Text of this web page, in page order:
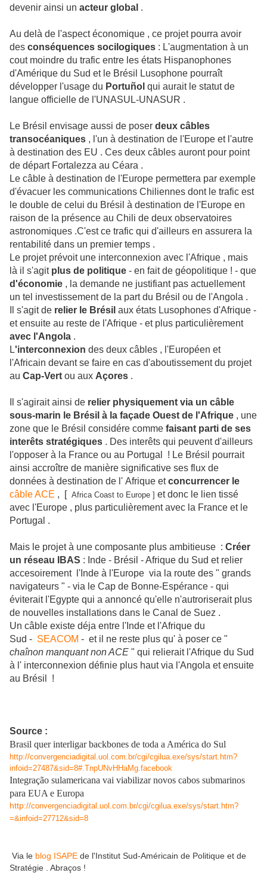
devenir ainsi un acteur global .
Au delà de l'aspect économique , ce projet pourra avoir
des conséquences socilogiques : L'augmentation à un
cout moindre du trafic entre les états Hispanophones
d'Amérique du Sud et le Brésil Lusophone pourraît
développer l'usage du Portuñol qui aurait le statut de
langue officielle de l'UNASUL-UNASUR .
Le Brésil envisage aussi de poser deux câbles
transocéaniques , l'un à destination de l'Europe et l'autre
à destination des EU . Ces deux câbles auront pour point
de départ Fortalezza au Céara .
Le câble à destination de l'Europe permettera par exemple
d'évacuer les communications Chiliennes dont le trafic est
le double de celui du Brésil à destination de l'Europe en
raison de la présence au Chili de deux observatoires
astronomiques .C'est ce trafic qui d'ailleurs en assurera la
rentabilité dans un premier temps .
Le projet prévoit une interconnexion avec l'Afrique , mais
là il s'agit plus de politique - en fait de géopolitique ! - que
d'économie , la demande ne justifiant pas actuellement
un tel investissement de la part du Brésil ou de l'Angola .
Il s'agit de relier le Brésil aux états Lusophones d'Afrique -
et ensuite au reste de l'Afrique - et plus particulièrement
avec l'Angola .
L'interconnexion des deux câbles , l'Européen et
l'Africain devant se faire en cas d'aboutissement du projet
au Cap-Vert ou aux Açores .
Il s'agirait ainsi de relier physiquement via un câble
sous-marin le Brésil à la façade Ouest de l'Afrique , une
zone que le Brésil considére comme faisant parti de ses
interêts stratégiques . Des interêts qui peuvent d'ailleurs
l'opposer à la France ou au Portugal ! Le Brésil pourrait
ainsi accroître de manière significative ses flux de
données à destination de l' Afrique etconcurrencer le
câble ACE , [ Africa Coast to Europe ] et donc le lien tissé
avec l'Europe , plus particulièrement avec la France et le
Portugal .
Mais le projet à une composante plus ambitieuse : Créer
un réseau IBAS : Inde - Brésil - Afrique du Sud et relier
accesoirement l'Inde à l'Europe via la route des " grands
navigateurs " - via le Cap de Bonne-Espérance - qui
éviterait l'Egypte qui a annoncé qu'elle n'autroriserait plus
de nouvelles installations dans le Canal de Suez .
Un câble existe déja entre l'Inde et l'Afrique du
Sud - SEACOM - et il ne reste plus qu' à poser ce "
chaînon manquant non ACE " qui relierait l'Afrique du Sud
à l' interconnexion définie plus haut via l'Angola et ensuite
au Brésil !
Source :
Brasil quer interligar backbones de toda a América do Sul
http://convergenciadigital.uol.com.br/cgi/cgilua.exe/sys/start.htm?
infoid=27487&sid=8#.TnpUNvHHaMg.facebook
Integração sulamericana vai viabilizar novos cabos submarinos
para EUA e Europa
http://convergenciadigital.uol.com.br/cgi/cgilua.exe/sys/start.htm?
=&infoid=27712&sid=8
Via le blog ISAPE de l'Institut Sud-Américain de Politique et de
Stratégie . Abraços !